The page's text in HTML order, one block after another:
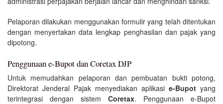
Pelaporan dilakukan menggunakan formulir yang telah ditentukan
dengan menyertakan data lengkap penghasilan dan pajak yang
dipotong.
Penggunaan e-Bupot dan Coretax DJP
Untuk memudahkan pelaporan dan pembuatan bukti potong,
Direktorat Jenderal Pajak menyediakan aplikasi e-Bupot yang
terintegrasi dengan sistem Coretax. Penggunaan e-Bupot